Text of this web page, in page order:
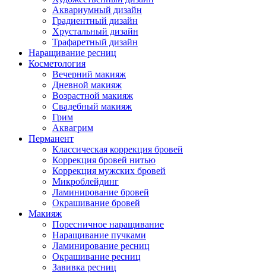
Аквариумный дизайн
Градиентный дизайн
Хрустальный дизайн
Трафаретный дизайн
Наращивание ресниц
Косметология
Вечерний макияж
Дневной макияж
Возрастной макияж
Свадебный макияж
Грим
Аквагрим
Перманент
Классическая коррекция бровей
Коррекция бровей нитью
Коррекция мужских бровей
Микроблейдинг
Ламинирование бровей
Окрашивание бровей
Макияж
Поресничное наращивание
Наращивание пучками
Ламинирование ресниц
Окрашивание ресниц
Завивка ресниц